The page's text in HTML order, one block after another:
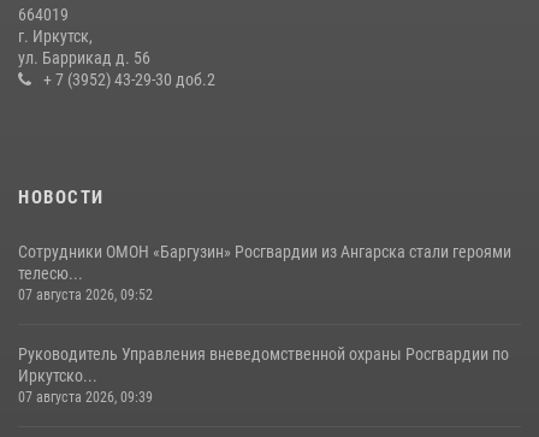
В Иркутской области завершились учебно-методические сборы с
инструкторами Сибирского ордена Жукова округа Росгвардии
664019
г. Иркутск,
ул. Баррикад д. 56
+ 7 (3952) 43-29-30 доб.2
НОВОСТИ
Сотрудники ОМОН «Баргузин» Росгвардии из Ангарска стали героями
телесю...
07 августа 2026, 09:52
Руководитель Управления вневедомственной охраны Росгвардии по
Иркутско...
07 августа 2026, 09:39